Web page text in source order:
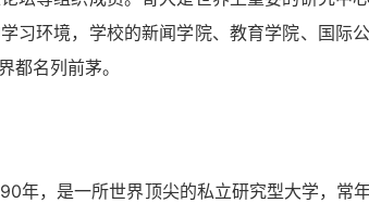
习环境，学校的新闻学院、教育学院、国际
都名列前茅。
年，是一所世界顶尖的私立研究型大学，常